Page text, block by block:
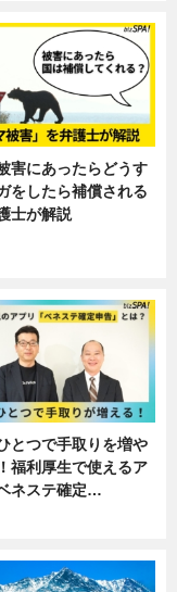
害にあったらどうす
をしたら補償される
士が解説
とつで手取りを増や
福利厚生で使えるア
ネステ確定…